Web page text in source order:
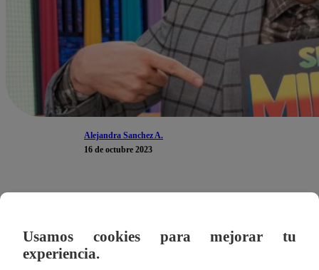
Alejandra Sanchez A.
16 de octubre 2023
Renato Rossini Jr presentó su plato de cerdo a la
El primero en comentar el plato de Renato Jr fue Javier
Usamos cookies para mejorar tu
experiencia.